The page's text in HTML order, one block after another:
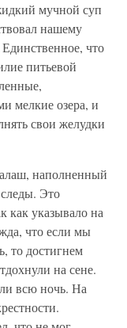
мучной суп
нашему
что
питьевой
мелкие озера, и
свои желудки
наполненный
Это
как указывало на
что если мы
то достигнем
на сене.
всю ночь. На